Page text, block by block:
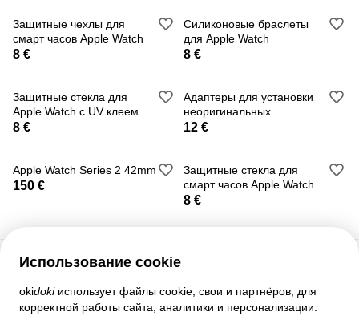
Защитные чехлы для
смарт часов Apple Watch
8 €
Силиконовые браслеты
для Apple Watch
8 €
Защитные стекла для
Apple Watch с UV клеем
8 €
Адаптеры для установки
неоригинальных
браслетов на Apple Wat
12 €
Apple Watch Series 2 42mm
150 €
Защитные стекла для
смарт часов Apple Watch
8 €
Использование cookie
okidokiиспользует файлы cookie, свои и партнёров, для
корректной работы сайта, аналитики и персонализации.
Служба поддержки
Помощь